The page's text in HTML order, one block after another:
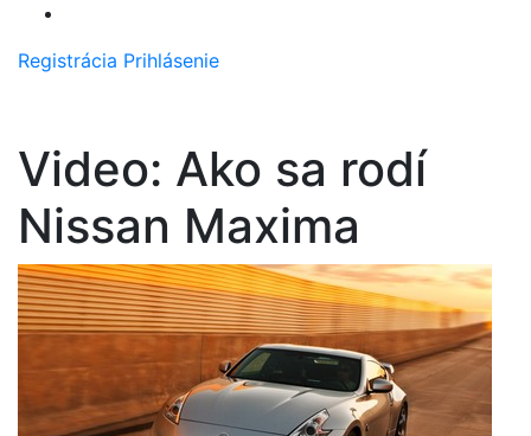
Registrácia Prihlásenie
Video: Ako sa rodí
Nissan Maxima